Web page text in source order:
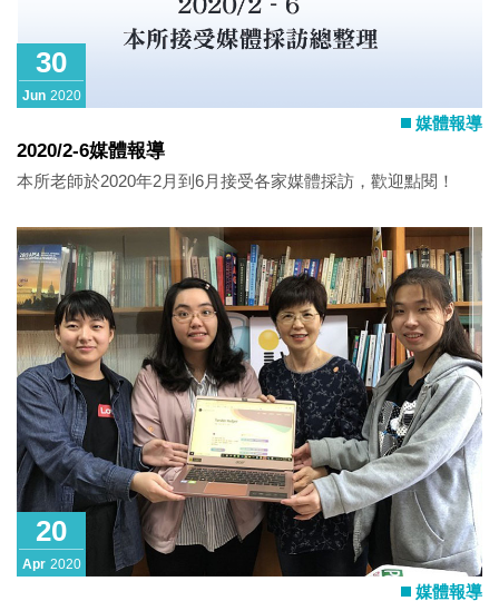
30
Jun 2020
媒體報導
2020/2-6媒體報導
本所老師於2020年2月到6月接受各家媒體採訪，歡迎點閱！
20
Apr 2020
媒體報導